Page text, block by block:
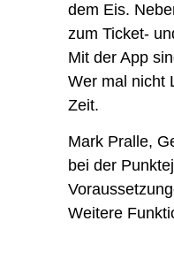
dem Eis.
zum Ticket-
Mit der App
Wer mal nicht
Zeit.
Mark Pralle,
bei der
Weitere